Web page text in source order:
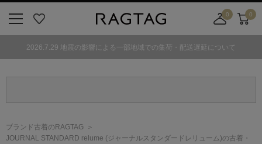
気
0
舗
カ
0
2026.7.29 地震の影響による一部地域での集荷・配送遅延について
ブランド古着のRAGTAG
JOURNAL STANDARD relume (ジャーナルスタンダードレリューム)の古着・